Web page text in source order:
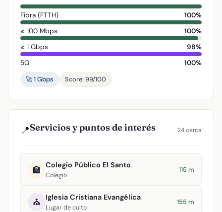
Fibra (FTTH)
100%
≥ 100 Mbps
100%
≥ 1 Gbps
98%
5G
100%
🚀 1 Gbps
Score: 99/100
📍Servicios y puntos de interés 24 cerca
🏫 Colegio Público El Santo
Colegio
115 m
⛪ Iglesia Cristiana Evangélica
Lugar de culto
155 m